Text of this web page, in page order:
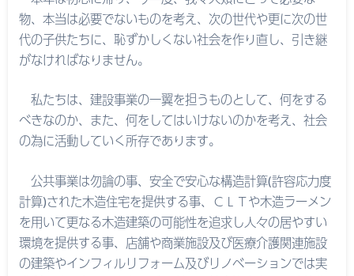
物、本当は必要でないものを考え、次の世代や更に次の世
代の子供たちに、恥ずかしくない社会を作り直し、引き継
がなければなりません。
私たちは、建設事業の一翼を担うものとして、何をする
べきなのか、また、何をしてはいけないのかを考え、社会
の為に活動していく所存であります。
公共事業は勿論の事、安全で安心な構造計算(許容応力度
計算)された木造住宅を提供する事、ＣＬＴや木造ラーメン
を用いて更なる木造建築の可能性を追求し人々の居やすい
環境を提供する事、店舗や商業施設及び医療介護関連施設
の建築やインフィルリフォーム及びリノベーションでは実